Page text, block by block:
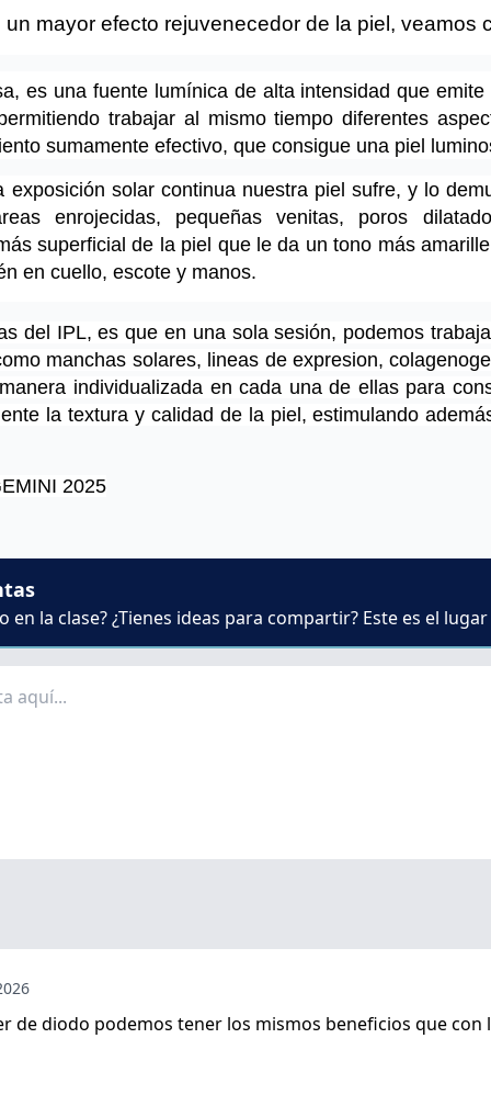
mayor efecto rejuvenecedor de la piel, veamos
es una fuente lumínica de alta intensidad que
trabajar al mismo tiempo diferentes
sumamente efectivo, que consigue una piel
solar continua nuestra piel sufre, y lo
enrojecidas, pequeñas venitas, poros
superficial de la piel que le da un tono más
en cuello, escote y manos.
del IPL, es que en una sola sesión, podemos
manchas solares, lineas de expresion,
individualizada en cada una de ellas para
la textura y calidad de la piel, estimulando
2025
en la clase? ¿Tienes ideas para compartir? Este es el
de diodo podemos tener los mismos beneficios que con